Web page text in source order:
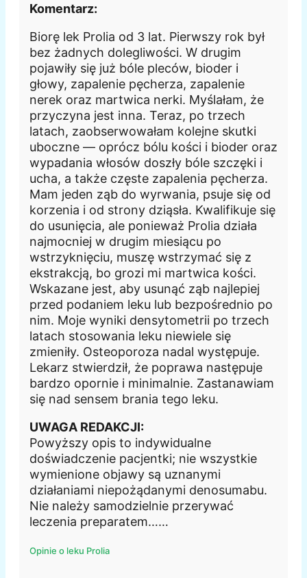
Komentarz:
Biorę lek Prolia od 3 lat. Pierwszy rok był
bez żadnych dolegliwości. W drugim
pojawiły się już bóle pleców, bioder i
głowy, zapalenie pęcherza, zapalenie
nerek oraz martwica nerki. Myślałam, że
przyczyna jest inna. Teraz, po trzech
latach, zaobserwowałam kolejne skutki
uboczne — oprócz bólu kości i bioder oraz
wypadania włosów doszły bóle szczęki i
ucha, a także częste zapalenia pęcherza.
Mam jeden ząb do wyrwania, psuje się od
korzenia i od strony dziąsła. Kwalifikuje się
do usunięcia, ale ponieważ Prolia działa
najmocniej w drugim miesiącu po
wstrzyknięciu, muszę wstrzymać się z
ekstrakcją, bo grozi mi martwica kości.
Wskazane jest, aby usunąć ząb najlepiej
przed podaniem leku lub bezpośrednio po
nim. Moje wyniki densytometrii po trzech
latach stosowania leku niewiele się
zmieniły. Osteoporoza nadal występuje.
Lekarz stwierdził, że poprawa następuje
bardzo opornie i minimalnie. Zastanawiam
się nad sensem brania tego leku.
UWAGA REDAKCJI:
Powyższy opis to indywidualne
doświadczenie pacjentki; nie wszystkie
wymienione objawy są uznanymi
działaniami niepożądanymi denosumabu.
Nie należy samodzielnie przerywać
leczenia preparatem……
Opinie o leku Prolia